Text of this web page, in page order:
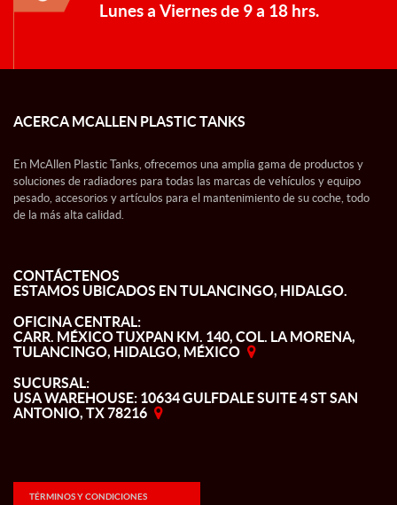
Lunes a Viernes de 9 a 18 hrs.
ACERCA MCALLEN PLASTIC TANKS
En McAllen Plastic Tanks, ofrecemos una amplia gama de productos y
soluciones de radiadores para todas las marcas de vehículos y equipo
pesado, accesorios y artículos para el mantenimiento de su coche, todo
de la más alta calidad.
CONTÁCTENOS
ESTAMOS UBICADOS EN TULANCINGO, HIDALGO.
OFICINA CENTRAL:
CARR. MÉXICO TUXPAN KM. 140, COL. LA MORENA,
TULANCINGO, HIDALGO, MÉXICO
SUCURSAL:
USA WAREHOUSE: 10634 GULFDALE SUITE 4 ST SAN
ANTONIO, TX 78216
TÉRMINOS Y CONDICIONES